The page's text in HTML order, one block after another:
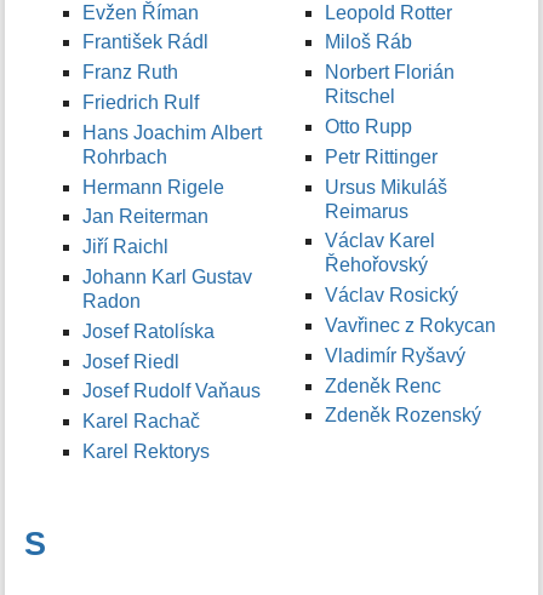
Evžen Říman
František Rádl
Franz Ruth
Friedrich Rulf
Hans Joachim Albert
Rohrbach
Hermann Rigele
Jan Reiterman
Jiří Raichl
Johann Karl Gustav
Radon
Josef Ratolíska
Josef Riedl
Josef Rudolf Vaňaus
Karel Rachač
Karel Rektorys
Leopold Rotter
Miloš Ráb
Norbert Florián
Ritschel
Otto Rupp
Petr Rittinger
Ursus Mikuláš
Reimarus
Václav Karel
Řehořovský
Václav Rosický
Vavřinec z Rokycan
Vladimír Ryšavý
Zdeněk Renc
Zdeněk Rozenský
S